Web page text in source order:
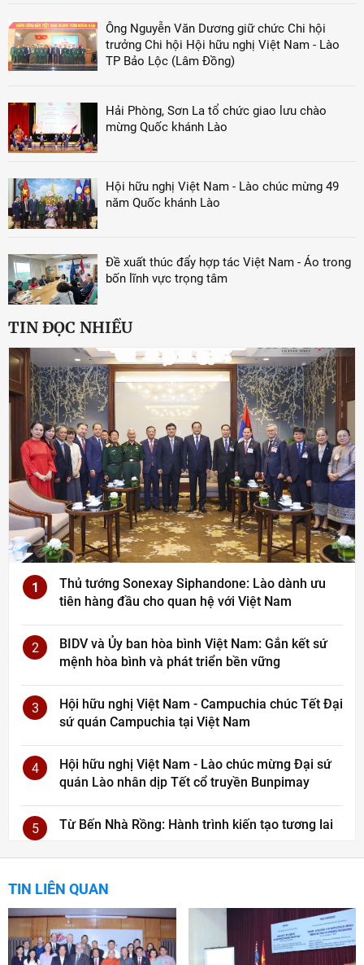
Ông Nguyễn Văn Dương giữ chức Chi hội
trưởng Chi hội Hội hữu nghị Việt Nam - Lào
TP Bảo Lộc (Lâm Đồng)
Hải Phòng, Sơn La tổ chức giao lưu chào
mừng Quốc khánh Lào
Hội hữu nghị Việt Nam - Lào chúc mừng 49
năm Quốc khánh Lào
Đề xuất thúc đẩy hợp tác Việt Nam - Áo trong
bốn lĩnh vực trọng tâm
TIN ĐỌC NHIỀU
1
Thủ tướng Sonexay Siphandone: Lào dành ưu
tiên hàng đầu cho quan hệ với Việt Nam
2
BIDV và Ủy ban hòa bình Việt Nam: Gắn kết sứ
mệnh hòa bình và phát triển bền vững
3
Hội hữu nghị Việt Nam - Campuchia chúc Tết Đại
sứ quán Campuchia tại Việt Nam
4
Hội hữu nghị Việt Nam - Lào chúc mừng Đại sứ
quán Lào nhân dịp Tết cổ truyền Bunpimay
5 Từ Bến Nhà Rồng: Hành trình kiến tạo tương lai
TIN LIÊN QUAN